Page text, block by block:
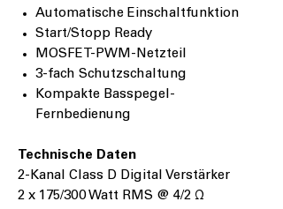
Automatische Einschaltfunktion
Start/Stopp Ready
MOSFET-PWM-Netzteil
3-fach Schutzschaltung
Kompakte Basspegel-
Fernbedienung
Technische Daten
2-Kanal Class D Digital Verstärker
2 x 175/300 Watt RMS @ 4/2 Ω